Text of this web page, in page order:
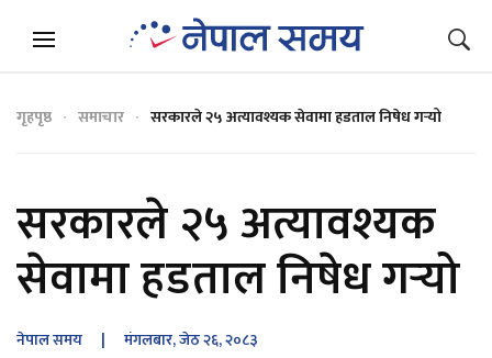
गृहपृष्ठ समाचार सरकारले २५ अत्यावश्यक सेवामा हडताल निषेध गर्‍यो
सरकारले २५ अत्यावश्यक
सेवामा हडताल निषेध गर्‍यो
नेपाल समय | मंगलबार, जेठ २६, २०८३